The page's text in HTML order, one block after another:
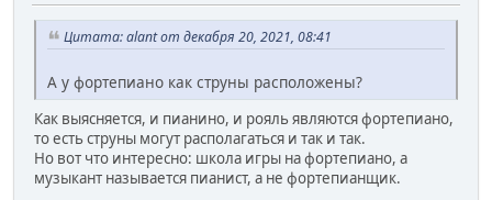
Цитата: alant от декабря 20, 2021, 08:41
А у фортепиано как струны расположены?
Как выясняется, и пианино, и рояль являются фортепиано,
то есть струны могут располагаться и так и так.
Но вот что интересно: школа игры на фортепиано, а
музыкант называется пианист, а не фортепианщик.